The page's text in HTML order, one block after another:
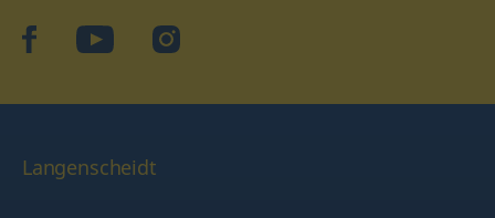
facebookYouTubeInstagram
Langenscheidt